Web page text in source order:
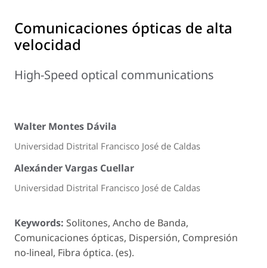
Comunicaciones ópticas de alta
velocidad
High-Speed optical communications
Walter Montes Dávila
Universidad Distrital Francisco José de Caldas
Alexánder Vargas Cuellar
Universidad Distrital Francisco José de Caldas
Keywords: Solitones, Ancho de Banda,
Comunicaciones ópticas, Dispersión, Compresión
no-lineal, Fibra óptica. (es).